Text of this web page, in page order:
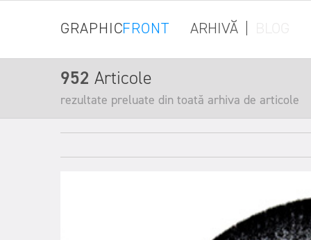
GRAPHICFRONT ARHIVĂ
952 Articole
rezultate preluate din toată arhiva de articole